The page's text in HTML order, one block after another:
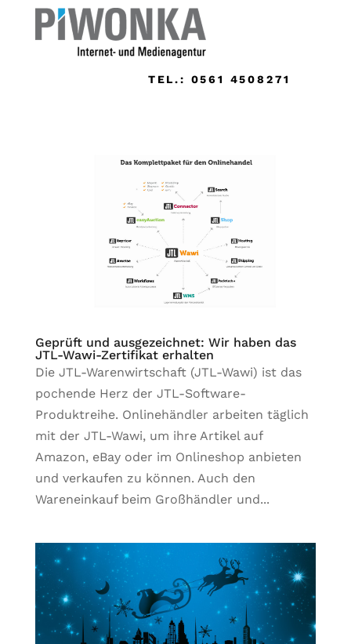
TEL.: 0561 4508271
Geprüft und ausgezeichnet: Wir haben das
JTL-Wawi-Zertifikat erhalten
Die JTL-Warenwirtschaft (JTL-Wawi) ist das
pochende Herz der JTL-Software-
Produktreihe. Onlinehändler arbeiten täglich
mit der JTL-Wawi, um ihre Artikel auf
Amazon, eBay oder im Onlineshop anbieten
und verkaufen zu können. Auch den
Wareneinkauf beim Großhändler und...